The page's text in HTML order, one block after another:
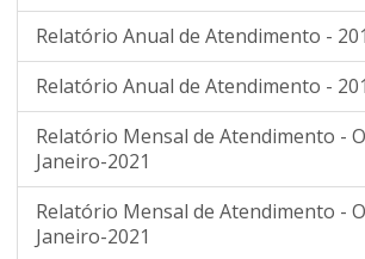
Relatório Anual de Atendimento -
Relatório Anual de Atendimento -
Relatório Mensal de Atendimento -
Janeiro-2021
Relatório Mensal de Atendimento -
Janeiro-2021